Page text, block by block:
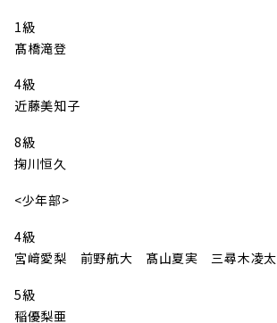
1級
髙橋滝登
4級
近藤美知子
8級
掬川恒久
<少年部>
4級
宮﨑愛梨 前野航大 髙山夏実 三尋木凌太
5級
稲優梨亜